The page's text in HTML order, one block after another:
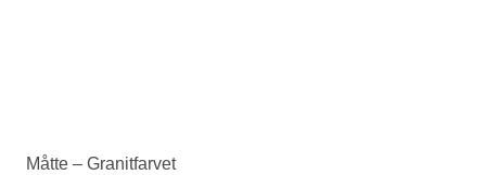
Måtte – Granitfarvet